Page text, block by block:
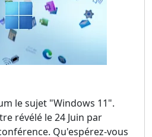
le sujet "Windows 11".
révélé le 24 Juin par
Qu'espérez-vous